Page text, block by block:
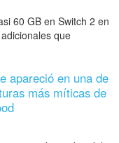
60 GB en Switch 2 en
que
apareció en una de
más míticas de